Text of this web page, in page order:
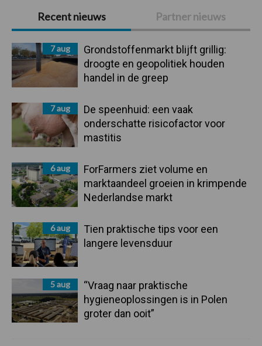
Primaire
Sidebar
Recent nieuws Partner nieuws
7 aug
Grondstoffenmarkt blijft grillig:
droogte en geopolitiek houden
handel in de greep
7 aug
De speenhuid: een vaak
onderschatte risicofactor voor
mastitis
6 aug
ForFarmers ziet volume en
marktaandeel groeien in krimpende
Nederlandse markt
6 aug
Tien praktische tips voor een
langere levensduur
5 aug
“Vraag naar praktische
hygieneoplossingen is in Polen
groter dan ooit”